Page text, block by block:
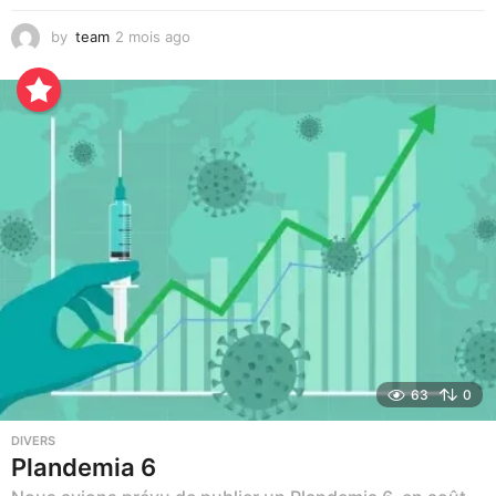
by team 2 mois ago
e
n
e
s
63 0
DIVERS
Plandemia 6